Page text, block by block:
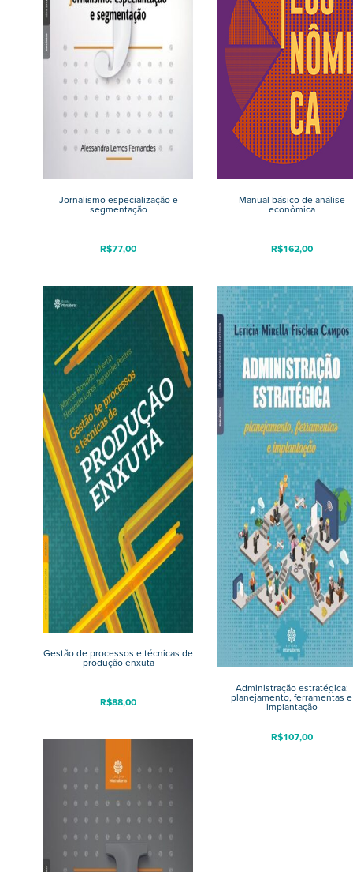
Manual básico de análise
econômica
R$162,00
Jornalismo especialização e
segmentação
R$77,00
Administração estratégica:
planejamento, ferramentas e
implantação
R$107,00
Gestão de processos e técnicas de
produção enxuta
R$88,00